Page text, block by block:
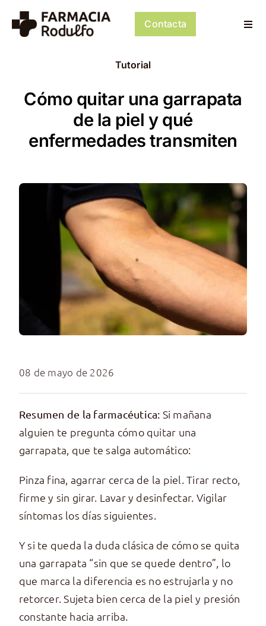
contenido
Psiconeuroinmunología
Dermocosmética
Tienda
Mi cuenta
Contacta
Tutorial
Cómo quitar una garrapata
de la piel y qué
enfermedades transmiten
08 de mayo de 2026
Resumen de la farmacéutica: Si mañana
alguien te pregunta cómo quitar una
garrapata, que te salga automático:
Pinza fina, agarrar cerca de la piel. Tirar recto,
firme y sin girar. Lavar y desinfectar. Vigilar
síntomas los días siguientes.
Y si te queda la duda clásica de cómo se quita
una garrapata “sin que se quede dentro”, lo
que marca la diferencia es no estrujarla y no
retorcer. Sujeta bien cerca de la piel y presión
constante hacia arriba.